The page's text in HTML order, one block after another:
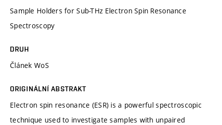
Sample Holders for Sub-THz Electron Spin Resonance
Spectroscopy
DRUH
Článek WoS
ORIGINÁLNÍ ABSTRAKT
Electron spin resonance (ESR) is a powerful spectroscopic
technique used to investigate samples with unpaired